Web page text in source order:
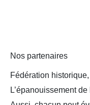
Nos partenaires
Fédération
L’épanouissement